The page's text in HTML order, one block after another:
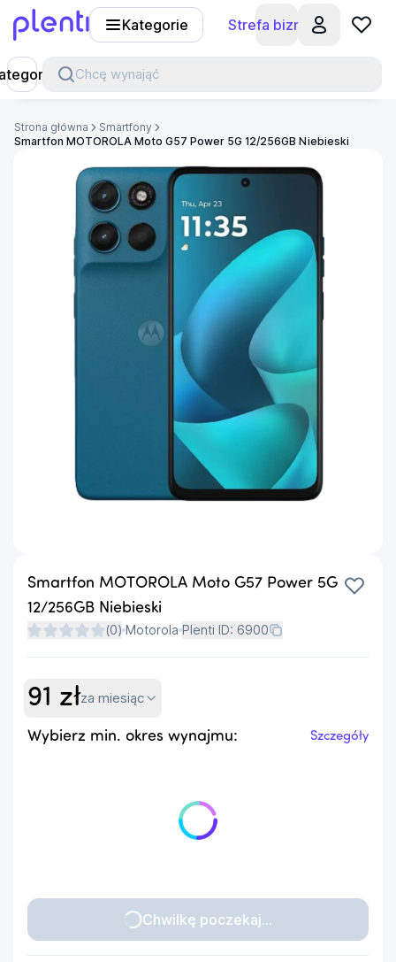
Kategorie Strefa biznesu
Chcę wynająć
Strona główna
Smartfony
Smartfon MOTOROLA Moto G57 Power 5G 12/256GB Niebieski
Smartfon MOTOROLA Moto G57 Power 5G
12/256GB Niebieski
(0) Motorola Plenti ID: 6900
91 złza miesiąc
Wybierz min. okres wynajmu: Szczegóły
Chwilkę poczekaj...